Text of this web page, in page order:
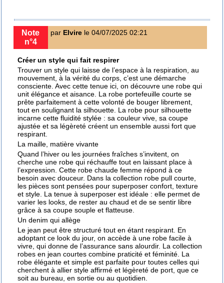
Note
n°4
par Elvirele 04/07/2025 02:21
Créer un style qui fait respirer
Trouver un style qui laisse de l’espace à la respiration, au
mouvement, à la vérité du corps, c’est une démarche
consciente. Aveccette tenue ici , on découvre une robe qui
unit élégance et aisance. La robe portefeuille courte se
prête parfaitement à cette volonté de bouger librement,
tout en soulignant la silhouette. La robe pour silhouette
incarne cette fluidité stylée : sa couleur vive, sa coupe
ajustée et sa légèreté créent un ensemble aussi fort que
respirant.
La maille, matière vivante
Quand l’hiver ou les journées fraîches s’invitent, on
cherche une robe qui réchauffe tout en laissant place à
l’expression. Cette robe chaude femme répond à ce
besoin avec douceur. Dans lacollection robe pull courte
les pièces sont pensées pour superposer confort, texture
et style. Latenue à superposer est idéale : elle permet de
varier les looks, de rester au chaud et de se sentir libre
grâce à sa coupe souple et flatteuse.
Un denim qui allège
Le jean peut être structuré tout en étant respirant. En
adoptant ce look du jour, on accède à une robe facile à
vivre, qui donne de l’assurance sans alourdir. Lacollection
robes en jean courtes combine praticité et féminité. La
robe élégante et simple est parfaite pour toutes celles qui
cherchent à allier style affirmé et légèreté de port, que ce
soit au bureau, en sortie ou au quotidien.